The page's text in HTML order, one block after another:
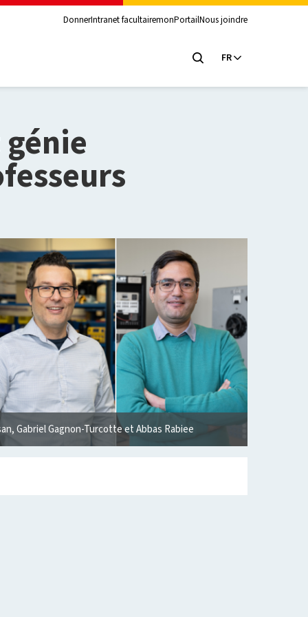
DonnerIntranet facultairemonPortailNous joindre
FR
Gabriel Gagnon-Turcotte et Abbas Rabiee